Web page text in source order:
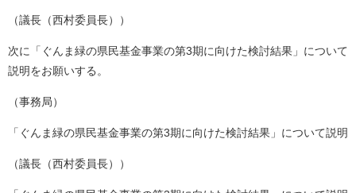
（議長（西村委員長））
次に「ぐんま緑の県民基金事業の第3期に向けた検討結果」について
説明をお願いする。
（事務局）
「ぐんま緑の県民基金事業の第3期に向けた検討結果」について説明
（議長（西村委員長））